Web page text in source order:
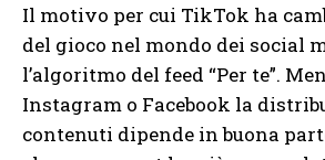
Il motivo per cui TikTok ha
del gioco nel mondo dei social
l’algoritmo del feed “Per te”.
Instagram o Facebook la
contenuti dipende in buona